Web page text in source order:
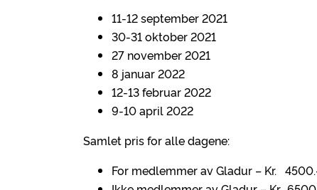
11-12 september 2021
30-31 oktober 2021
27 november 2021
8 januar 2022
12-13 februar 2022
9-10 april 2022
Samlet pris for alle dagene:
For medlemmer av Gladur – Kr.